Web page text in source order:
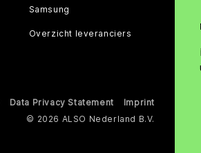
Samsung
Overzicht leveranciers
Data Privacy Statement
Imprint
© 2026 ALSO Nederland B.V.